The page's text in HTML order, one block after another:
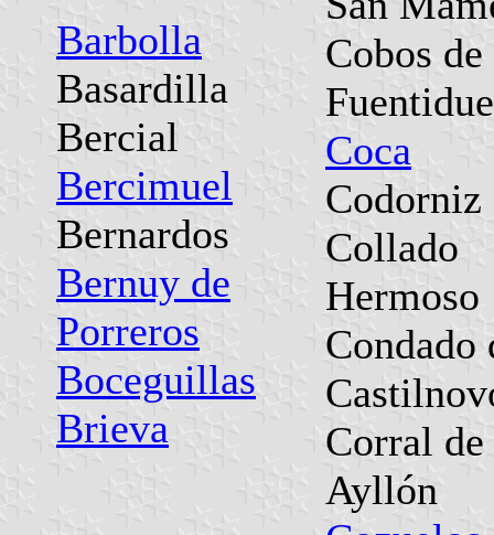
Barbolla
Basardilla
Bercial
Bercimuel
Bernardos
Bernuy de
Porreros
Boceguillas
Brieva
Cobos de
Coca
Codorniz
Collado
Hermoso
Condado
Corral de
Ayllón